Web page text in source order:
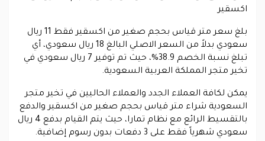
اكسقير
بلغ سعر متر قياس بحجم صغير من اكسقير فقط 11 ريال
سعودي بدلاً من السعر الاصلي البالغ 18 ريال سعودي، أي
تبلغ نسبة الخصم 38.9%، حيث تم توفير 7 ريال سعودي في
تخير متجر المملكة العربية السعودية.
يمكن لكافة العملاء الجدد والعملاء الحاليين في تخير متجر
السعودية شراء متر قياس بحجم صغير من اكسقير والدفع
بالتقسيط الرائع مع نظام تمارا، حيث يتم القيام بدفع 4 ريال
سعودي شهرياً فقط على 3 دفعات بدون رسوم إضافية.